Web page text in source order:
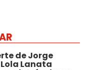
de Jorge
Lanata